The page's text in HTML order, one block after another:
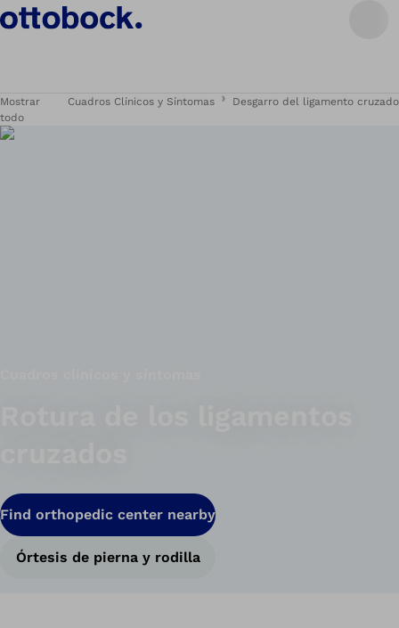
Mostrar
todo
Cuadros Clínicos y Síntomas Desgarro del ligamento cruzado
Find orthopedic center nearby
Órtesis de pierna y rodilla